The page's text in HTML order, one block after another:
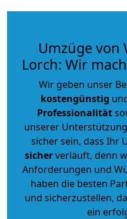
Umzüge von
Lorch: Wir
Wir geben unser
kostengünstig
Professionalität
unserer
sicher sein, dass Ihr
sicherverläuft, denn
Anforderungen und
haben die besten
und sicherzustellen,
ein